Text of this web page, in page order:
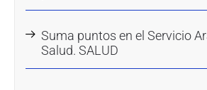
Suma puntos en el Servicio
Salud. SALUD